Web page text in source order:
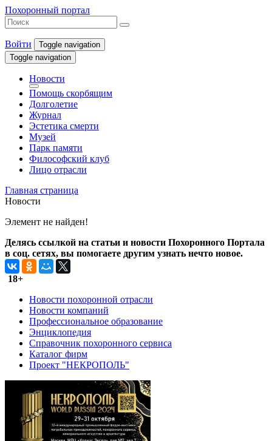
Похоронный портал
Войти
Toggle navigation
Toggle navigation
Новости
Помощь скорбящим
Долголетие
Журнал
Эстетика смерти
Музей
Парк памяти
Философский клуб
Лицо отрасли
Главная страница
Новости
Элемент не найден!
Делясь ссылкой на статьи и новости Похоронного Портала
в соц. сетях, вы помогаете другим узнать нечто новое.
18+
Новости похоронной отрасли
Новости компаний
Профессиональное образование
Энциклопедия
Справочник похоронного сервиса
Каталог фирм
Проект "НЕКРОПОЛЬ"